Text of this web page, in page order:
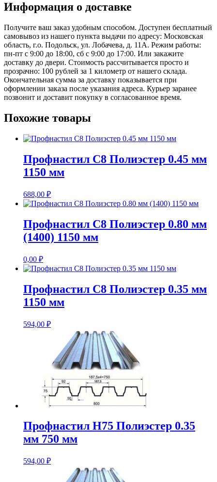
Информация о доставке
Получите ваш заказ удобным способом. Доступен бесплатный
самовывоз из нашего пункта выдачи по адресу: Московская
область, г.о. Подольск, ул. Лобачева, д. 11А. Режим работы:
пн-пт с 9:00 до 18:00, сб с 9:00 до 17:00. Или закажите
доставку до двери. Стоимость рассчитывается просто и
прозрачно: 100 рублей за 1 километр от нашего склада.
Окончательная сумма за доставку показывается при
оформлении заказа после указания адреса. Курьер заранее
позвонит и доставит покупку в согласованное время.
Похожие товары
Профнастил С8 Полиэстер 0.45 мм
1150 мм
688,00 ₽
Профнастил С8 Полиэстер 0.80 мм
(1400) 1150 мм
0,00 ₽
Профнастил С8 Полиэстер 0.35 мм
1150 мм
594,00 ₽
Профнастил Н75 Полиэстер 0.35
мм 750 мм
594,00 ₽